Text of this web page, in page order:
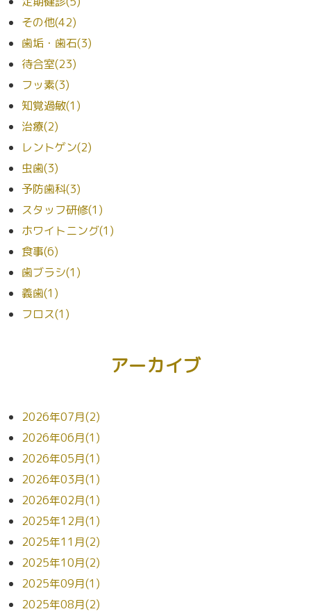
その他(42)
歯垢・歯石(3)
待合室(23)
フッ素(3)
知覚過敏(1)
治療(2)
レントゲン(2)
虫歯(3)
予防歯科(3)
スタッフ研修(1)
ホワイトニング(1)
食事(6)
歯ブラシ(1)
義歯(1)
フロス(1)
アーカイブ
2026年07月(2)
2026年06月(1)
2026年05月(1)
2026年03月(1)
2026年02月(1)
2025年12月(1)
2025年11月(2)
2025年10月(2)
2025年09月(1)
2025年08月(2)